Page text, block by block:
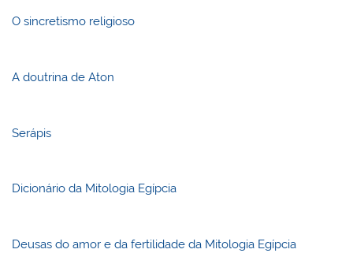
O sincretismo religioso
A doutrina de Aton
Serápis
Dicionário da Mitologia Egípcia
Deusas do amor e da fertilidade da Mitologia Egípcia